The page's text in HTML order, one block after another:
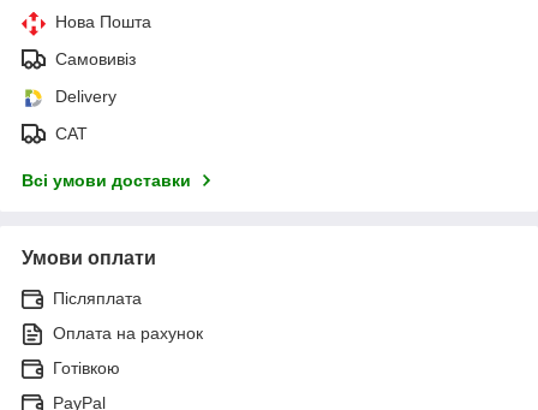
Нова Пошта
Самовивіз
Delivery
САТ
Всі умови доставки
Умови оплати
Післяплата
Оплата на рахунок
Готівкою
PayPal